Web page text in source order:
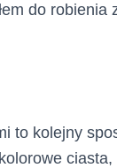
do robienia
to kolejny